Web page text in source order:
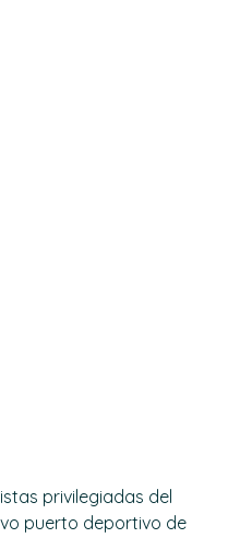
privilegiadas del
puerto deportivo de